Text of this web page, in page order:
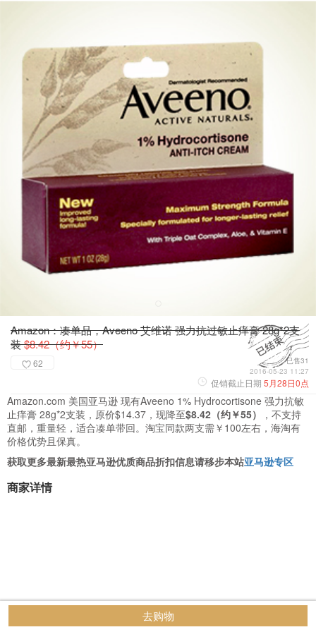
Amazon：凑单品，Aveeno 艾维诺 强力抗过敏止痒膏 28g*2支
装$8.42（约￥55）
62
已售31
2016-05-23 11:27
促销截止日期 5月28日0点
Amazon.com 美国亚马逊 现有Aveeno 1% Hydrocortisone 强力抗敏
止痒膏 28g*2支装，原价$14.37，现降至$8.42（约￥55）
，不支持
直邮，重量轻，适合凑单带回。淘宝同款两支需￥100左右，海淘有
价格优势且保真。
获取更多最新最热亚马逊优质商品折扣信息请移步本站亚马逊专区
商家详情
去购物